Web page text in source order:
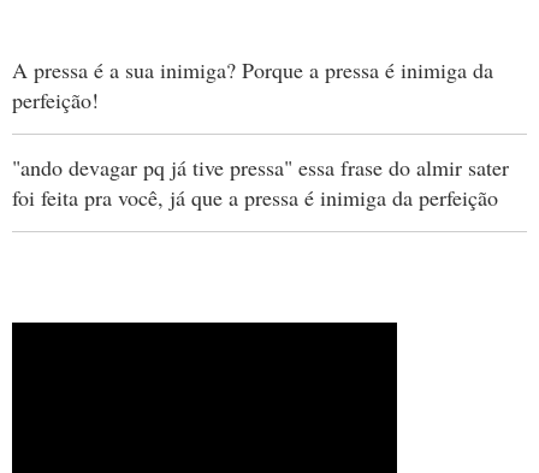
A pressa é a sua inimiga? Porque a pressa é inimiga da
perfeição!
"ando devagar pq já tive pressa" essa frase do almir sater
foi feita pra você, já que a pressa é inimiga da perfeição